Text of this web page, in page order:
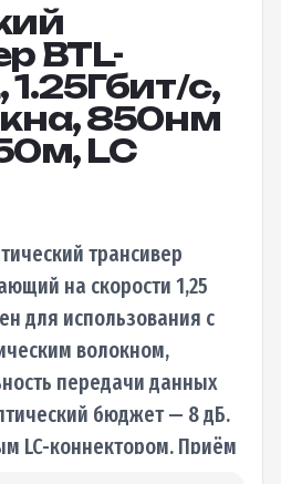
BTL-
1.25Гбит/c,
850нм
LC
трансивер
на скорости 1,25
для использования с
волокном,
передачи данных
бюджет — 8 дБ.
LC-коннектором. Приём